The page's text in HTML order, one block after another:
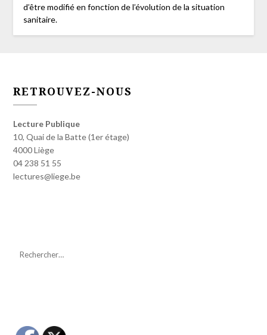
d’être modifié en fonction de l’évolution de la situation
sanitaire.
RETROUVEZ-NOUS
Lecture Publique
10, Quai de la Batte (1er étage)
4000 Liège
04 238 51 55
lectures@liege.be